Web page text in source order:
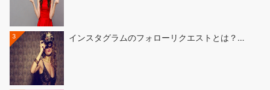
3 インスタグラムのフォローリクエストとは？…